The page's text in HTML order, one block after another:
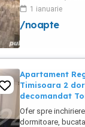
locuri cazare in
apartament cu 1
bucatarie proprie.
1 ianuarie
/noapte
Apartament
Timisoara 2
decomandat
Ofer spre
dormitoare,